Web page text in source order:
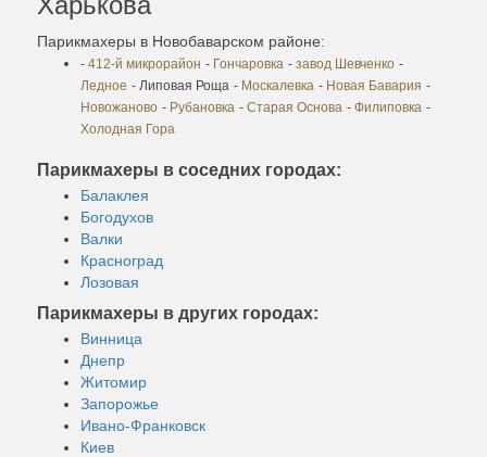
Парикмахеры в Новобаварском районе:
- 412-й микрорайон - Гончаровка - завод Шевченко -
Ледное - Липовая Роща - Москалевка - Новая Бавария -
Новожаново - Рубановка - Старая Основа - Филиповка -
Холодная Гора
Парикмахеры в соседних городах:
Балаклея
Богодухов
Валки
Красноград
Лозовая
Парикмахеры в других городах:
Винница
Днепр
Житомир
Запорожье
Ивано-Франковск
Киев